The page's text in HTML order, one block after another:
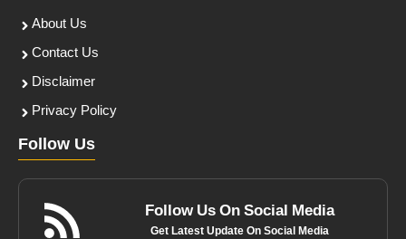
About Us
Contact Us
Disclaimer
Privacy Policy
Follow Us
Follow Us On Social Media
Get Latest Update On Social Media